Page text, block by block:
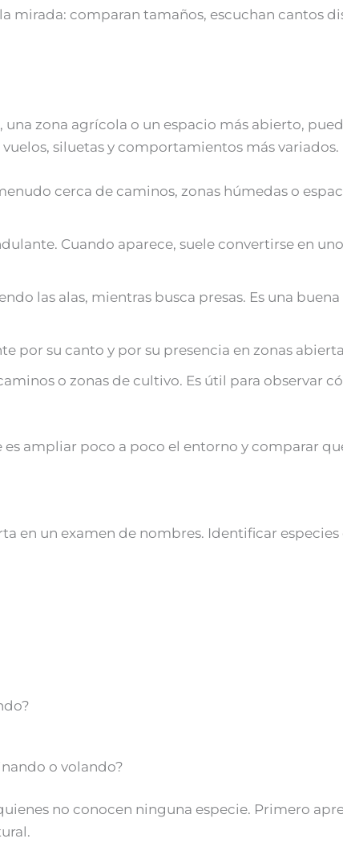
mirada: comparan tamaños, escuchan cantos
zona agrícola o un espacio más abierto,
siluetas y comportamientos más variados.
cerca de caminos, zonas húmedas o
Cuando aparece, suele convertirse en
las alas, mientras busca presas. Es una
por su canto y por su presencia en zonas
o zonas de cultivo. Es útil para observar
ampliar poco a poco el entorno y comparar
en un examen de nombres. Identificar
o volando?
no conocen ninguna especie. Primero